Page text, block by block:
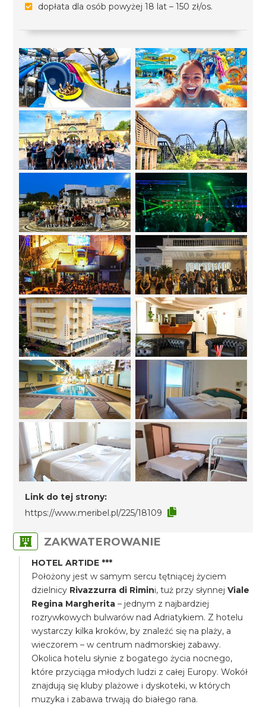
dopłata dla osób powyżej 18 lat – 150 zł/os.
Link do tej strony:
https://www.meribel.pl/225/18109
ZAKWATEROWANIE
HOTEL ARTIDE ***
Położony jest w samym sercu tętniącej życiem
dzielnicy Rivazzurra di Rimini, tuż przy słynnejViale
Regina Margherita – jednym z najbardziej
rozrywkowych bulwarów nad Adriatykiem. Z hotelu
wystarczy kilka kroków, by znaleźć się na plaży, a
wieczorem – w centrum nadmorskiej zabawy.
Okolica hotelu słynie z bogatego życia nocnego,
które przyciąga młodych ludzi z całej Europy. Wokół
znajdują się kluby plażowe i dyskoteki, w których
muzyka i zabawa trwają do białego rana.